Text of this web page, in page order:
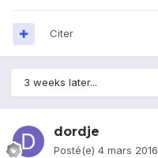
Citer
3 weeks later...
dordje
Posté(e) 4 mars 2016